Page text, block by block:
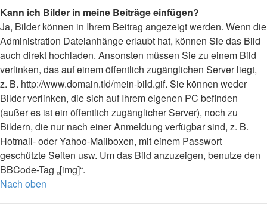
Kann ich Bilder in meine Beiträge einfügen?
Ja, Bilder können in Ihrem Beitrag angezeigt werden. Wenn die
Administration Dateianhänge erlaubt hat, können Sie das Bild
auch direkt hochladen. Ansonsten müssen Sie zu einem Bild
verlinken, das auf einem öffentlich zugänglichen Server liegt,
z. B. http://www.domain.tld/mein-bild.gif. Sie können weder
Bilder verlinken, die sich auf Ihrem eigenen PC befinden
(außer es ist ein öffentlich zugänglicher Server), noch zu
Bildern, die nur nach einer Anmeldung verfügbar sind, z. B.
Hotmail- oder Yahoo-Mailboxen, mit einem Passwort
geschützte Seiten usw. Um das Bild anzuzeigen, benutze den
BBCode-Tag „[img]“.
Nach oben